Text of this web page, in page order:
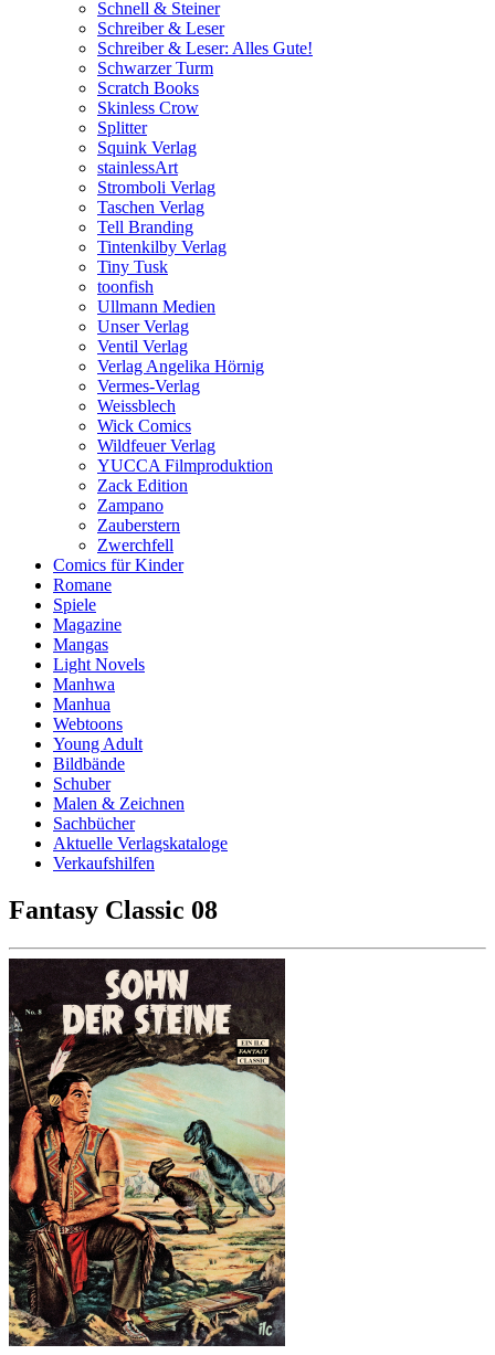
Schnell & Steiner
Schreiber & Leser
Schreiber & Leser: Alles Gute!
Schwarzer Turm
Scratch Books
Skinless Crow
Splitter
Squink Verlag
stainlessArt
Stromboli Verlag
Taschen Verlag
Tell Branding
Tintenkilby Verlag
Tiny Tusk
toonfish
Ullmann Medien
Unser Verlag
Ventil Verlag
Verlag Angelika Hörnig
Vermes-Verlag
Weissblech
Wick Comics
Wildfeuer Verlag
YUCCA Filmproduktion
Zack Edition
Zampano
Zauberstern
Zwerchfell
Comics für Kinder
Romane
Spiele
Magazine
Mangas
Light Novels
Manhwa
Manhua
Webtoons
Young Adult
Bildbände
Schuber
Malen & Zeichnen
Sachbücher
Aktuelle Verlagskataloge
Verkaufshilfen
Fantasy Classic 08